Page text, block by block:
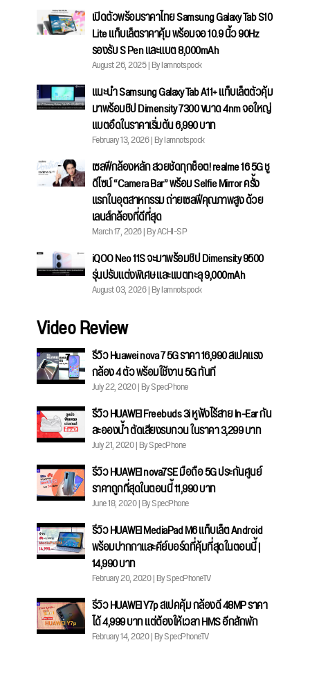
เปิดตัวพร้อมราคาไทย Samsung Galaxy Tab S10
Lite แท็บเล็ตราคาคุ้ม พร้อมจอ 10.9 นิ้ว 90Hz
รองรับ S Pen และแบต 8,000mAh
August 26, 2025 | By Iamnotspock
แนะนำ Samsung Galaxy Tab A11+ แท็บเล็ตตัวคุ้ม
มาพร้อมชิป Dimensity 7300 ขนาด 4nm จอใหญ่
แบตอึดในราคาเริ่มต้น 6,990 บาท
February 13, 2026 | By Iamnotspock
เซลฟีกล้องหลัก สวยชัดทุกช็อต! realme 16 5G ชู
ดีไซน์ “Camera Bar” พร้อม Selfie Mirror ครั้ง
แรกในอุตสาหกรรม ถ่ายเซลฟีคุณภาพสูง ด้วย
เลนส์กล้องที่ดีที่สุด
March 17, 2026 | By ACHI-SP
iQOO Neo 11S จะมาพร้อมชิป Dimensity 9500
รุ่นปรับแต่งพิเศษ และแบตทะลุ 9,000mAh
August 03, 2026 | By Iamnotspock
Video Review
รีวิว Huawei nova 7 5G ราคา 16,990 สเปคแรง
กล้อง 4 ตัว พร้อมใช้งาน 5G ทันที
July 22, 2020 | By SpecPhone
รีวิว HUAWEI Freebuds 3i หูฟังไร้สาย In-Ear กัน
ละอองน้ำ ตัดเสียงรบกวน ในราคา 3,299 บาท
July 21, 2020 | By SpecPhone
รีวิว HUAWEI nova7SE มือถือ 5G ประกันศูนย์
ราคาถูกที่สุดในตอนนี้ 11,990 บาท
June 18, 2020 | By SpecPhone
รีวิว HUAWEI MediaPad M6 แท็บเล็ต Android
พร้อมปากกาและคีย์บอร์ดที่คุ้มที่สุดในตอนนี้ |
14,990 บาท
February 20, 2020 | By SpecPhoneTV
รีวิว HUAWEI Y7p สเปคคุ้ม กล้องดี 48MP ราคา
ได้ 4,999 บาท แต่ต้องให้เวลา HMS อีกสักพัก
February 14, 2020 | By SpecPhoneTV